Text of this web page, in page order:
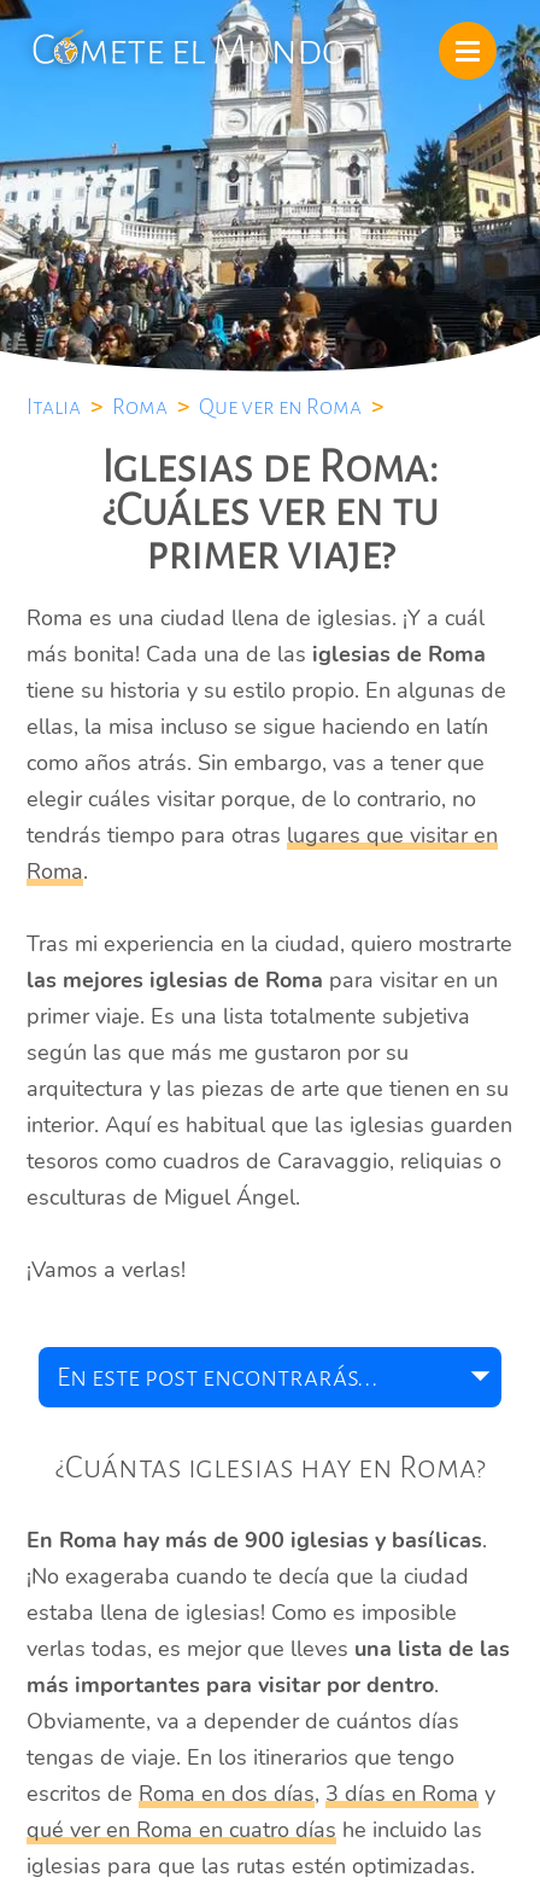
Italia > Roma > Que ver en Roma >
Iglesias de Roma:
¿Cuáles ver en tu
primer viaje?
Roma es una ciudad llena de iglesias. ¡Y a cuál
más bonita! Cada una de las iglesias de Roma
tiene su historia y su estilo propio. En algunas de
ellas, la misa incluso se sigue haciendo en latín
como años atrás. Sin embargo, vas a tener que
elegir cuáles visitar porque, de lo contrario, no
tendrás tiempo para otraslugares que visitar en
Roma.
Tras mi experiencia en la ciudad, quiero mostrarte
las mejores iglesias de Roma para visitar en un
primer viaje. Es una lista totalmente subjetiva
según las que más me gustaron por su
arquitectura y las piezas de arte que tienen en su
interior. Aquí es habitual que las iglesias guarden
tesoros como cuadros de Caravaggio, reliquias o
esculturas de Miguel Ángel.
¡Vamos a verlas!
¿Cuántas iglesias hay en Roma?
En Roma hay más de 900 iglesias y basílicas.
¡No exageraba cuando te decía que la ciudad
estaba llena de iglesias! Como es imposible
verlas todas, es mejor que lleves una lista de las
más importantes para visitar por dentro.
Obviamente, va a depender de cuántos días
tengas de viaje. En los itinerarios que tengo
escritos deRoma en dos días,3 días en Roma y
qué ver en Roma en cuatro días he incluido las
iglesias para que las rutas estén optimizadas.